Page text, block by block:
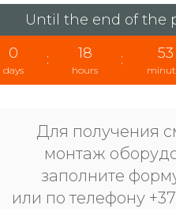
Until the end of the
0
days
: 18
hours
: 53
Для получения
монтаж
заполните
или по телефону